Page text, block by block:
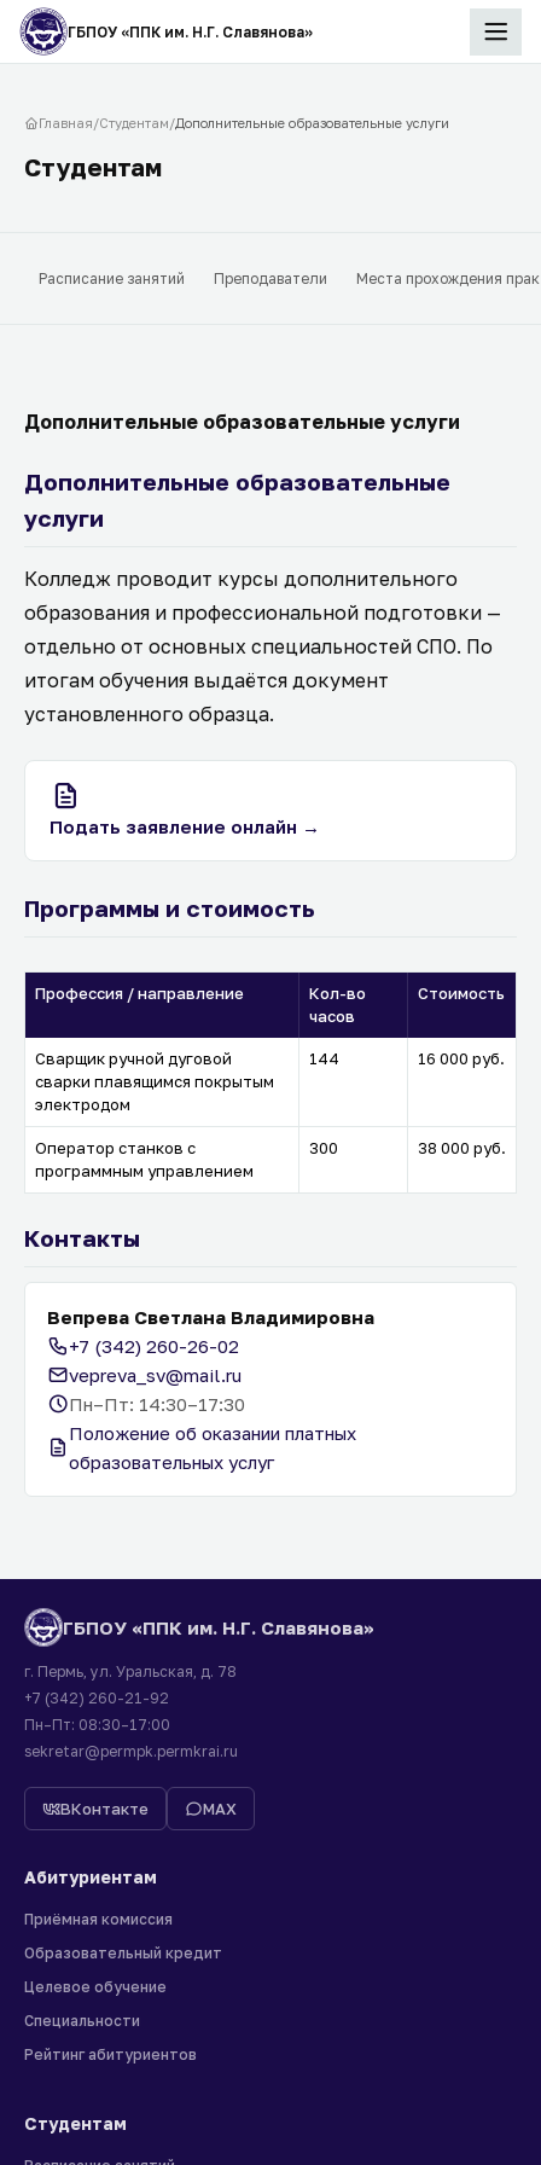
ГБПОУ «ППК им. Н.Г. Славянова»
Главная/Студентам/Дополнительные образовательные услуги
Студентам
Расписание занятий Преподаватели Места прохождения
Дополнительные образовательные услуги
Дополнительные образовательные
услуги
Колледж проводит курсы дополнительного
образования и профессиональной подготовки —
отдельно от основных специальностей СПО. По
итогам обучения выдаётся документ
установленного образца.
Подать заявление онлайн →
Программы и стоимость
Профессия / направление
Кол-во
часов
Стоимость
Сварщик ручной дуговой
сварки плавящимся покрытым
электродом
144 16 000 руб.
Оператор станков с
программным управлением
300 38 000 руб.
Контакты
Вепрева Светлана Владимировна
+7 (342) 260-26-02
vepreva_sv@mail.ru
Пн–Пт: 14:30–17:30
Положение об оказании платных
образовательных услуг
ГБПОУ «ППК им. Н.Г. Славянова»
г. Пермь, ул. Уральская, д. 78
+7 (342) 260-21-92
Пн–Пт: 08:30–17:00
sekretar@permpk.permkrai.ru
ВКонтакте MAX
Абитуриентам
Приёмная комиссия
Образовательный кредит
Целевое обучение
Специальности
Рейтинг абитуриентов
Студентам